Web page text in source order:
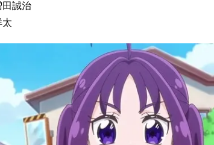
田誠治
太